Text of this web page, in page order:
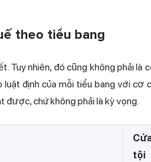
theo tiểu bang
Tuy nhiên, đó cũng không phải là
định của mỗi tiểu bang với cơ
được, chứ không phải là kỳ vọng.
tội